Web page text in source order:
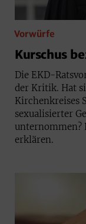
Vorwürfe
Kurschus
Die EKD-
der Kritik. Hat
Kirchenkreises
sexualisierter
unternommen?
erklären.